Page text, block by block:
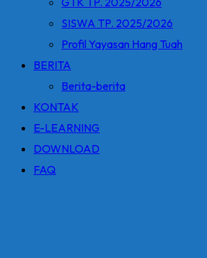
SISWA TP. 2025/2026
Profil Yayasan Hang Tuah
BERITA
Berita-berita
KONTAK
E-LEARNING
DOWNLOAD
FAQ